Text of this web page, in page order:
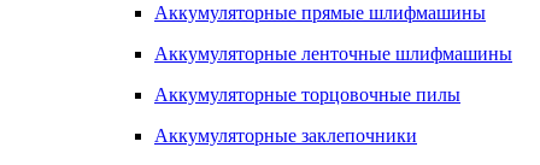
Аккумуляторные прямые шлифмашины
Аккумуляторные ленточные шлифмашины
Аккумуляторные торцовочные пилы
Аккумуляторные заклепочники